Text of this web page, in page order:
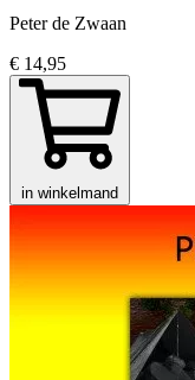
Peter de Zwaan
€ 14,95
in winkelmand